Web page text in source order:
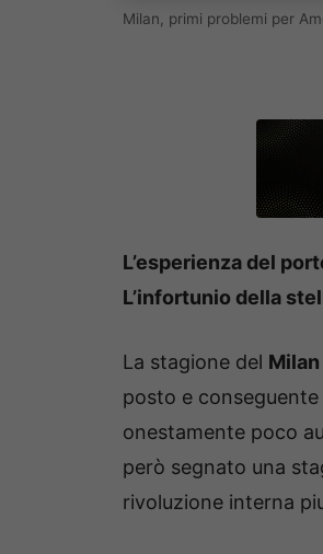
Milan, primi problemi per
L’esperienza del
L’infortunio della
La stagione del Milan
posto e conseguente
onestamente poco
però segnato una
rivoluzione interna